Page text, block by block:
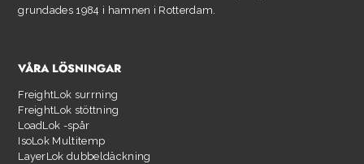
grundades 1984 i hamnen i Rotterdam.
VÅRA LÖSNINGAR
FreightLok surrning
FreightLok stöttning
LoadLok -spår
IsoLok Multitemp
LayerLok dubbeldäckning